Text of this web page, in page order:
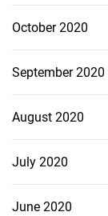
October 2020
September 2020
August 2020
July 2020
June 2020